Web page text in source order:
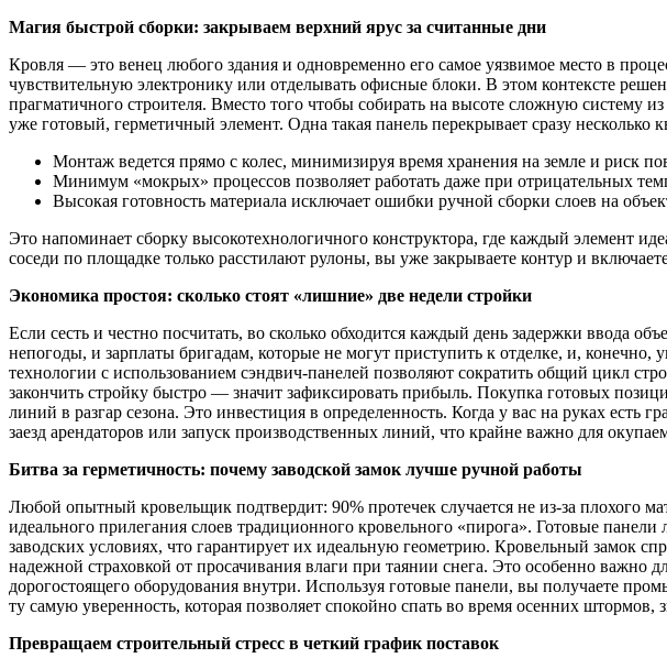
Магия быстрой сборки: закрываем верхний ярус за считанные дни
Кровля — это венец любого здания и одновременно его самое уязвимое место в
чувствительную электронику или отделывать офисные блоки. В этом контексте
прагматичного строителя. Вместо того чтобы собирать на высоте сложную систему
уже готовый, герметичный элемент. Одна такая панель перекрывает сразу
Монтаж ведется прямо с колес, минимизируя время хранения на земле и риск
Минимум «мокрых» процессов позволяет работать даже при отрицательных
Высокая готовность материала исключает ошибки ручной сборки слоев на
Это напоминает сборку высокотехнологичного конструктора, где каждый элемент
соседи по площадке только расстилают рулоны, вы уже закрываете контур и
Экономика простоя: сколько стоят «лишние» две недели стройки
Если сесть и честно посчитать, во сколько обходится каждый день задержки ввода
непогоды, и зарплаты бригадам, которые не могут приступить к отделке, и,
технологии с использованием сэндвич-панелей позволяют сократить общий цикл
закончить стройку быстро — значит зафиксировать прибыль. Покупка готовых
линий в разгар сезона. Это инвестиция в определенность. Когда у вас на руках
заезд арендаторов или запуск производственных линий, что крайне важно для
Битва за герметичность: почему заводской замок лучше ручной работы
Любой опытный кровельщик подтвердит: 90% протечек случается не из-за плохого
идеального прилегания слоев традиционного кровельного «пирога». Готовые
заводских условиях, что гарантирует их идеальную геометрию. Кровельный замок
надежной страховкой от просачивания влаги при таянии снега. Это особенно
дорогостоящего оборудования внутри. Используя готовые панели, вы получаете
ту самую уверенность, которая позволяет спокойно спать во время осенних
Превращаем строительный стресс в четкий график поставок